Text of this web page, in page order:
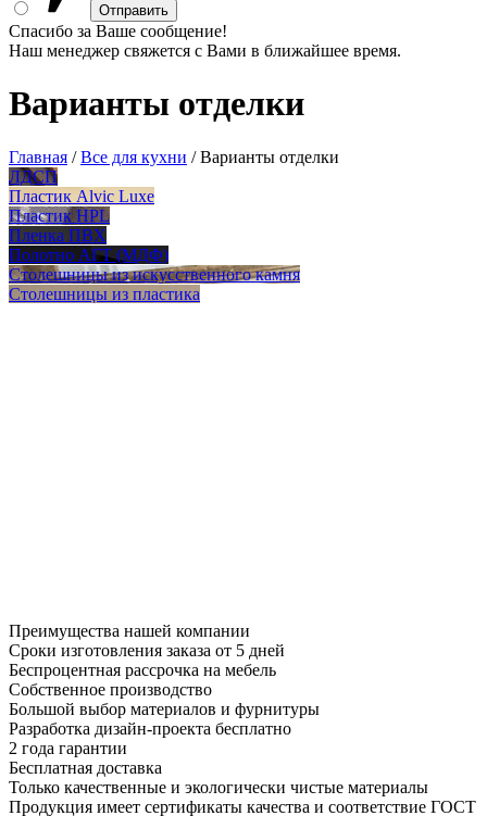
Спасибо за Ваше сообщение!
Наш менеджер свяжется с Вами в ближайшее время.
Варианты отделки
Главная /Все для кухни /Варианты отделки
ЛДСП
Пластик Alvic Luxe
Пластик HPL
Пленка ПВХ
Полотно АГТ (МДФ)
Столешницы из искусственного камня
Столешницы из пластика
Преимущества нашей компании
Сроки изготовления заказа от 5 дней
Беспроцентная рассрочка на мебель
Собственное производство
Большой выбор материалов и фурнитуры
Разработка дизайн-проекта бесплатно
2 года гарантии
Бесплатная доставка
Только качественные и экологически чистые материалы
Продукция имеет сертификаты качества и соответствие ГОСТ